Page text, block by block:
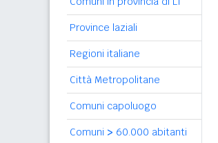
Province laziali
Regioni italiane
Città Metropolitane
Comuni capoluogo
Comuni > 60.000 abitanti